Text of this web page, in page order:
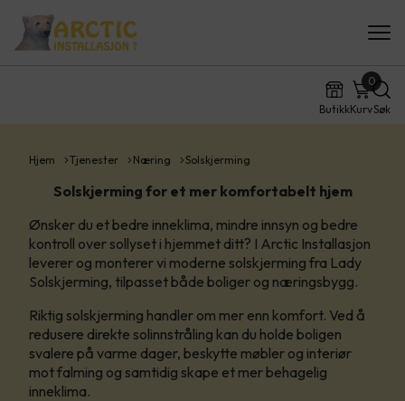
ButikkKurv
0
Søk
Hjem Tjenester Næring Solskjerming
Solskjerming for et mer komfortabelt hjem
Ønsker du et bedre inneklima, mindre innsyn og bedre
kontroll over sollyset i hjemmet ditt? I Arctic Installasjon
leverer og monterer vi moderne solskjerming fra Lady
Solskjerming, tilpasset både boliger og næringsbygg.
Riktig solskjerming handler om mer enn komfort. Ved å
redusere direkte solinnstråling kan du holde boligen
svalere på varme dager, beskytte møbler og interiør
mot falming og samtidig skape et mer behagelig
inneklima.